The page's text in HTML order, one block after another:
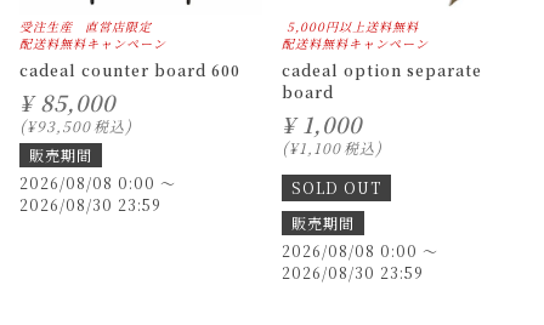
受注生産
直営店限定
配送料無料キャンペーン
cadeal counter board 600
¥ 85,000
¥93,500税込
販売期間
2026/08/08 0:00 〜
2026/08/30 23:59
5,000円以上送料無料
配送料無料キャンペーン
cadeal option separate
board
¥ 1,000
¥1,100税込
SOLD OUT
販売期間
2026/08/08 0:00 〜
2026/08/30 23:59